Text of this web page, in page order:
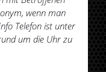
wenn man
Telefon ist unter
um die Uhr zu